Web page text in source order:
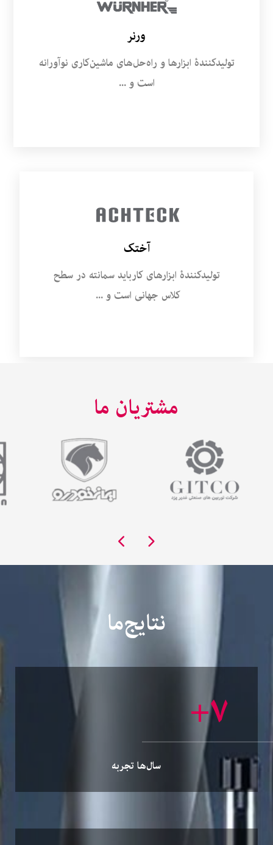
ورنر
تولیدکنندۀ ابزارها و راه‌حل‌های ماشین‌کاری نوآورانه
است و ...
آختک
تولیدکنندۀ ابزارهای کارباید سمانته در سطح
کلاس جهانی است و ...
مشتریان ما
نتایج‌ما
۸+
سال‌ها تجربه